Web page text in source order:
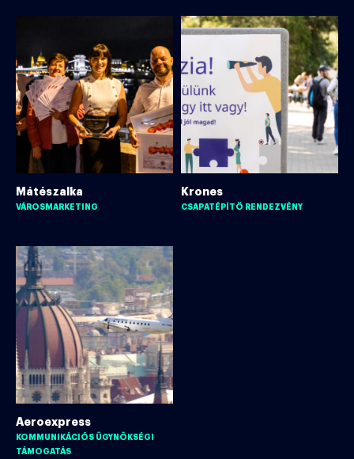
Mátészalka
VÁROSMARKETING
Krones
CSAPATÉPÍTŐ RENDEZVÉNY
Aeroexpress
KOMMUNIKÁCIÓS ÜGYNÖKSÉGI
TÁMOGATÁS